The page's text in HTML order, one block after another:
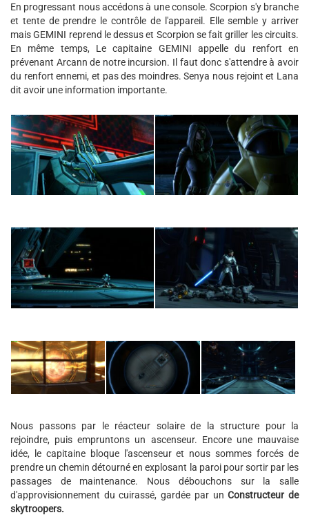
En progressant nous accédons à une console. Scorpion s'y branche
et tente de prendre le contrôle de l'appareil. Elle semble y arriver
mais GEMINI reprend le dessus et Scorpion se fait griller les circuits.
En même temps, Le capitaine GEMINI appelle du renfort en
prévenant Arcann de notre incursion. Il faut donc s'attendre à avoir
du renfort ennemi, et pas des moindres. Senya nous rejoint et Lana
dit avoir une information importante.
Nous passons par le réacteur solaire de la structure pour la
rejoindre, puis empruntons un ascenseur. Encore une mauvaise
idée, le capitaine bloque l'ascenseur et nous sommes forcés de
prendre un chemin détourné en explosant la paroi pour sortir par les
passages de maintenance. Nous débouchons sur la salle
d'approvisionnement du cuirassé, gardée par unConstructeur de
skytroopers.